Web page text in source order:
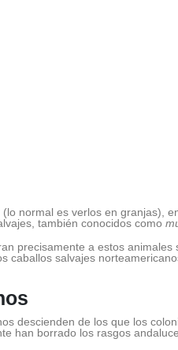
(lo normal es verlos en granjas),
también conocidos como
precisamente a estos
caballos salvajes
descienden de los que los
han borrado los rasgos